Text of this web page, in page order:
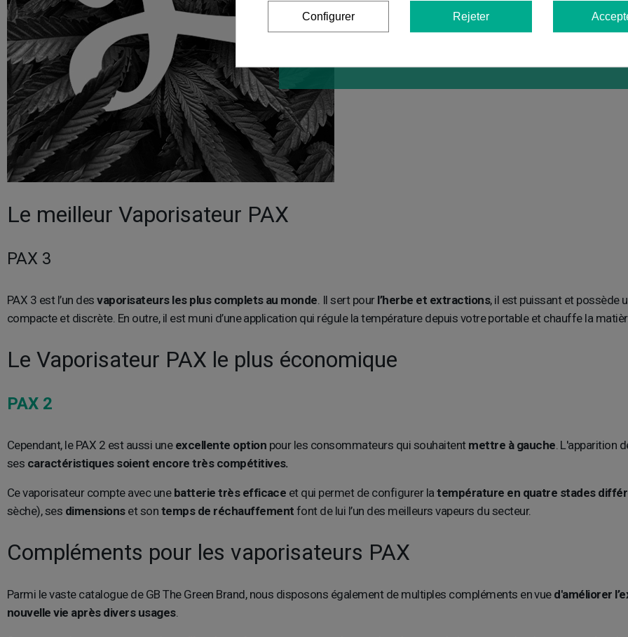
fait que la combustion des fleurs nuit à l'expérience
l’un
Le meilleur Vaporisateur PAX
PAX 3
PAX 3 est l’un desvaporisateurs les plus complets au monde. Il sert pour l’herbe et extractions, il est puissant et possède
compacte et discrète. En outre, il est muni d’une application qui régule la température depuis votre portable et chauffe la
Le Vaporisateur PAX le plus économique
PAX 2
Cependant, le PAX 2 est aussi une excellente option pour les consommateurs qui souhaitent mettre à gauche. L'apparition
ses caractéristiques soient encore très compétitives.
Ce vaporisateur compte avec une batterie très efficace et qui permet de configurer latempérature en quatre stades
sèche), ses dimensionset son temps de réchauffement font de lui l’un des meilleurs vapeurs du secteur.
Compléments pour les vaporisateurs PAX
Parmi le vaste catalogue de GB The Green Brand, nous disposons également de multiples compléments en vue d'améliorer
nouvelle vie après divers usages.
Configurer Rejeter